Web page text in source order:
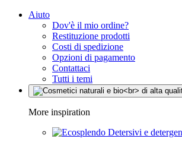
Aiuto
Dov'è il mio ordine?
Restituzione prodotti
Costi di spedizione
Opzioni di pagamento
Contattaci
Tutti i temi
More inspiration
Detersivi e